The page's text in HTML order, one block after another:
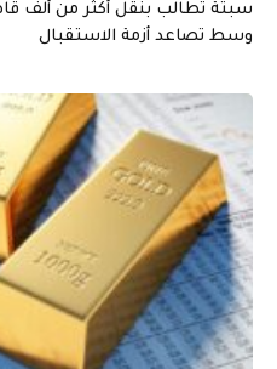
سبتة تطالب بنقل أكثر من ألف
وسط تصاعد أزمة الاستقبال